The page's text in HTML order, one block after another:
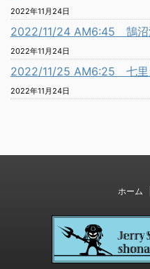
2022年11月24日
2022/11/24 AM6:45 鵠沼
2022年11月24日
2022/11/25 AM6:25 七里
2022年11月24日
ホーム